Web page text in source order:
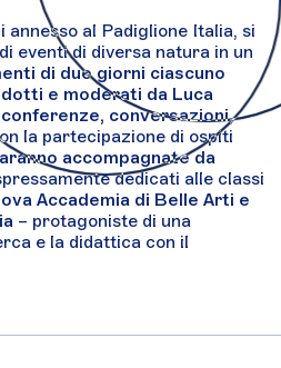
annesso al Padiglione Italia, si
eventi di diversa natura in un
di due giorni ciascuno
e moderati da Luca
conversazioni,
la partecipazione di ospiti
accompagnate da
dedicati alle classi
Accademia di Belle Arti e
– protagoniste di una
e la didattica con il